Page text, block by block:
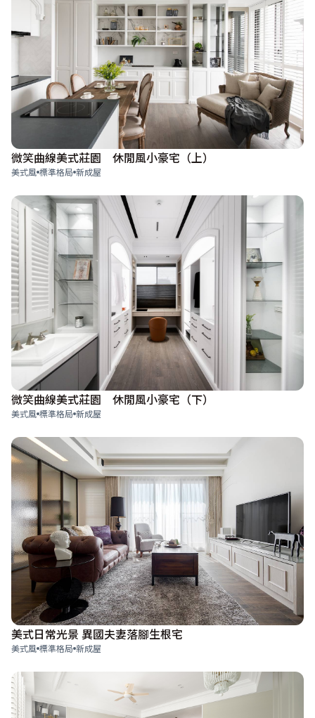
微笑曲線美式莊園 休閒風小豪宅（上）
美式風 標準格局 新成屋
微笑曲線美式莊園 休閒風小豪宅（下）
美式風 標準格局 新成屋
美式日常光景 異國夫妻落腳生根宅
美式風 標準格局 新成屋